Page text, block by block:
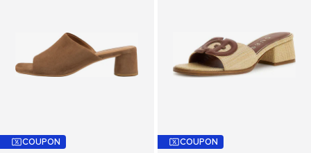
COUPON COUPON